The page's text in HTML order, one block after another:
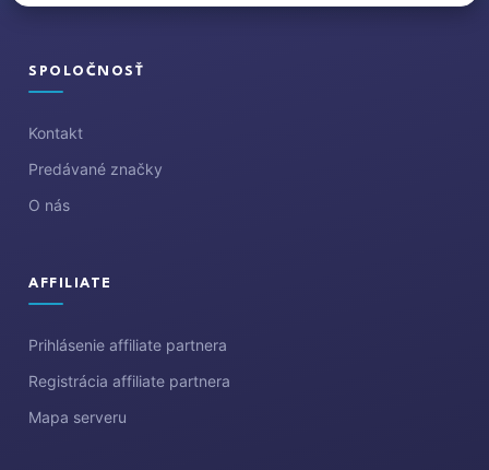
SPOLOČNOSŤ
Kontakt
Predávané značky
O nás
AFFILIATE
Prihlásenie affiliate partnera
Registrácia affiliate partnera
Mapa serveru